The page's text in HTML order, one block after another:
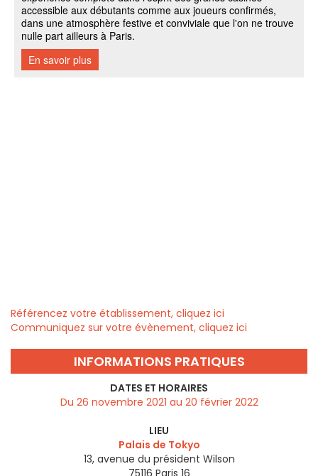
Référencez votre établissement, cliquez ici
Communiquez sur votre évènement, cliquez ici
INFORMATIONS PRATIQUES
DATES ET HORAIRES
Du 26 novembre 2021 au 20 février 2022
LIEU
Palais de Tokyo
13, avenue du président Wilson